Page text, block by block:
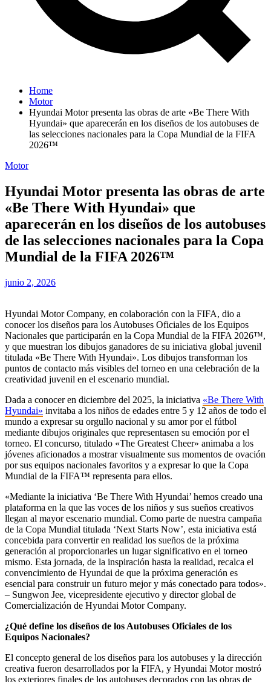
Home
Motor
Hyundai Motor presenta las obras de arte «Be There With
Hyundai» que aparecerán en los diseños de los autobuses de
las selecciones nacionales para la Copa Mundial de la FIFA
2026™
Motor
Hyundai Motor presenta las obras de arte
«Be There With Hyundai» que
aparecerán en los diseños de los autobuses
de las selecciones nacionales para la Copa
Mundial de la FIFA 2026™
junio 2, 2026
Hyundai Motor Company, en colaboración con la FIFA, dio a
conocer los diseños para los Autobuses Oficiales de los Equipos
Nacionales que participarán en la Copa Mundial de la FIFA 2026™,
y que muestran los dibujos ganadores de su iniciativa global juvenil
titulada «Be There With Hyundai». Los dibujos transforman los
puntos de contacto más visibles del torneo en una celebración de la
creatividad juvenil en el escenario mundial.
Dada a conocer en diciembre del 2025, la iniciativa «Be There With
Hyundai» invitaba a los niños de edades entre 5 y 12 años de todo el
mundo a expresar su orgullo nacional y su amor por el fútbol
mediante dibujos originales que representasen su emoción por el
torneo. El concurso, titulado «The Greatest Cheer» animaba a los
jóvenes aficionados a mostrar visualmente sus momentos de ovación
por sus equipos nacionales favoritos y a expresar lo que la Copa
Mundial de la FIFA™ representa para ellos.
«Mediante la iniciativa ‘Be There With Hyundai’ hemos creado una
plataforma en la que las voces de los niños y sus sueños creativos
llegan al mayor escenario mundial. Como parte de nuestra campaña
de la Copa Mundial titulada ‘Next Starts Now’, esta iniciativa está
concebida para convertir en realidad los sueños de la próxima
generación al proporcionarles un lugar significativo en el torneo
mismo. Esta jornada, de la inspiración hasta la realidad, recalca el
convencimiento de Hyundai de que la próxima generación es
esencial para construir un futuro mejor y más conectado para todos».
– Sungwon Jee, vicepresidente ejecutivo y director global de
Comercialización de Hyundai Motor Company.
¿Qué define los diseños de los Autobuses Oficiales de los
Equipos Nacionales?
El concepto general de los diseños para los autobuses y la dirección
creativa fueron desarrollados por la FIFA, y Hyundai Motor mostró
los exteriores finales de los autobuses decorados con las obras de